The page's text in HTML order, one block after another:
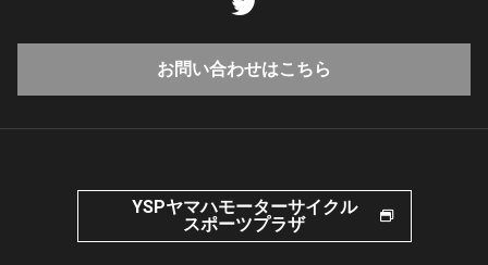
お問い合わせはこちら
YSPヤマハモーターサイクル
スポーツプラザ